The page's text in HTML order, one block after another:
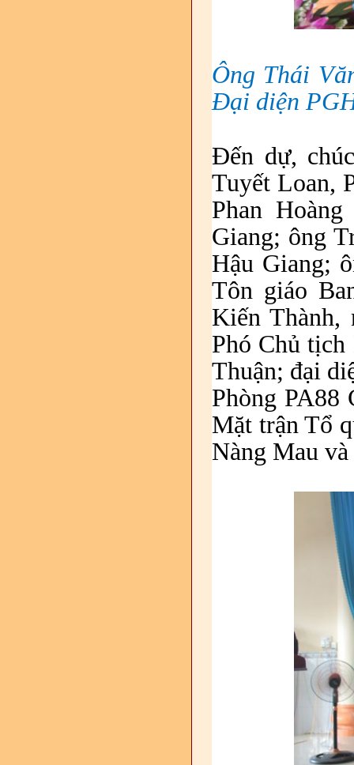
Ông Thái
Đại diện
Đến dự,
Tuyết Loan,
Phan
Giang; ông
Hậu Giang;
Tôn giáo
Kiến Thành,
Phó Chủ tịch
Thuận; đại
Phòng PA88
Mặt trận Tổ
Nàng Mau